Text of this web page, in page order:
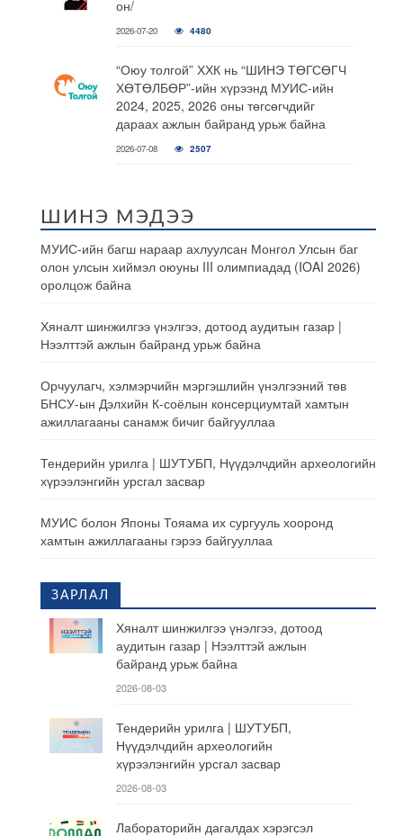
он/
2026-07-20 4480
“Оюу толгой” ХХК нь “ШИНЭ ТӨГСӨГЧ
ХӨТӨЛБӨР”-ийн хүрээнд МУИС-ийн
2024, 2025, 2026 оны төгсөгчдийг
дараах ажлын байранд урьж байна
2026-07-08 2507
ШИНЭ МЭДЭЭ
МУИС-ийн багш нараар ахлуулсан Монгол Улсын баг
олон улсын хиймэл оюуны III олимпиадад (IOAI 2026)
оролцож байна
Хяналт шинжилгээ үнэлгээ, дотоод аудитын газар |
Нээлттэй ажлын байранд урьж байна
Орчуулагч, хэлмэрчийн мэргэшлийн үнэлгээний төв
БНСУ-ын Дэлхийн К-соёлын консерциумтай хамтын
ажиллагааны санамж бичиг байгууллаа
Тендерийн урилга | ШУТУБП, Нүүдэлчдийн археологийн
хүрээлэнгийн урсгал засвар
МУИС болон Японы Тояама их сургууль хооронд
хамтын ажиллагааны гэрээ байгууллаа
ЗАРЛАЛ
Хяналт шинжилгээ үнэлгээ, дотоод
аудитын газар | Нээлттэй ажлын
байранд урьж байна
2026-08-03
Тендерийн урилга | ШУТУБП,
Нүүдэлчдийн археологийн
хүрээлэнгийн урсгал засвар
2026-08-03
Лабораторийн дагалдах хэрэгсэл